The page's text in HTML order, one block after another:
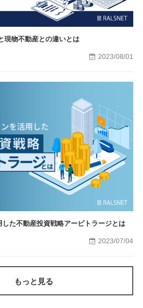
2023/08/01
現物不動産との違いとは
2023/07/04
た不動産投資戦略アービトラージとは
もっと見る